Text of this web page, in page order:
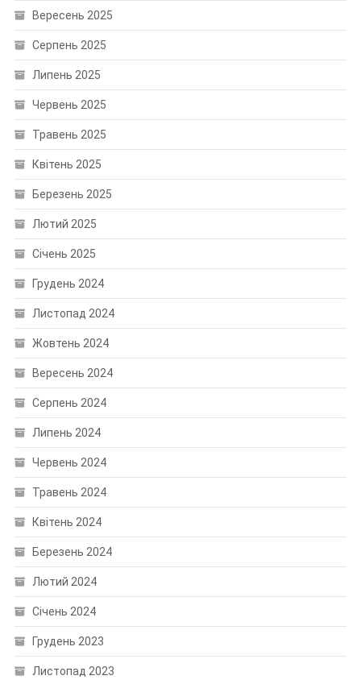
Вересень 2025
Серпень 2025
Липень 2025
Червень 2025
Травень 2025
Квітень 2025
Березень 2025
Лютий 2025
Січень 2025
Грудень 2024
Листопад 2024
Жовтень 2024
Вересень 2024
Серпень 2024
Липень 2024
Червень 2024
Травень 2024
Квітень 2024
Березень 2024
Лютий 2024
Січень 2024
Грудень 2023
Листопад 2023